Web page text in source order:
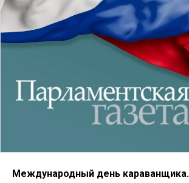
Международный день караванщика.